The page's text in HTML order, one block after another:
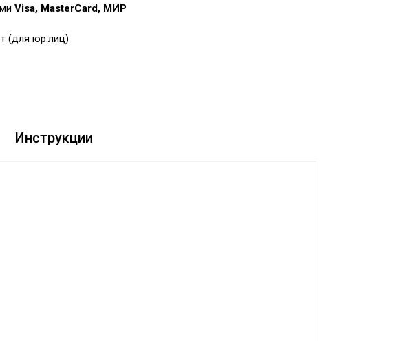
Visa, MasterCard, МИР
(для юр.лиц)
Инструкции